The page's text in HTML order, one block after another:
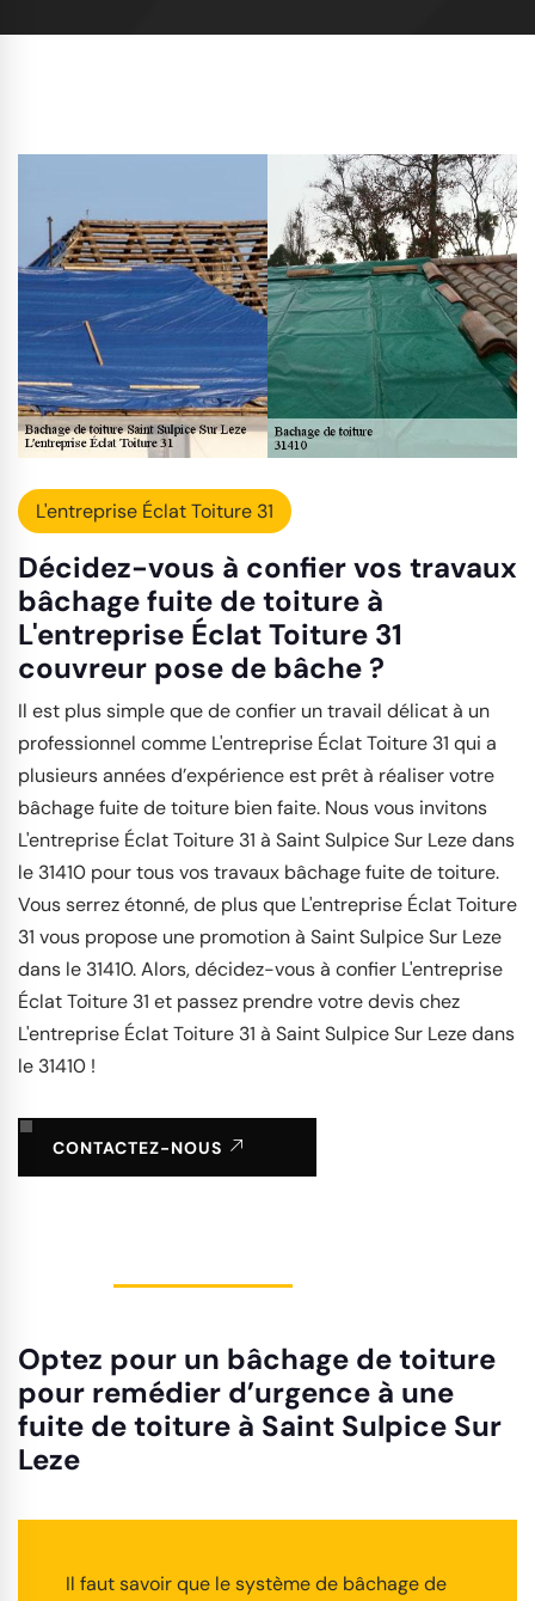
L'entreprise Éclat Toiture 31
Décidez-vous à confier vos travaux
bâchage fuite de toiture à
L'entreprise Éclat Toiture 31
couvreur pose de bâche ?
Il est plus simple que de confier un travail délicat à un
professionnel comme L'entreprise Éclat Toiture 31 qui a
plusieurs années d’expérience est prêt à réaliser votre
bâchage fuite de toiture bien faite. Nous vous invitons
L'entreprise Éclat Toiture 31 à Saint Sulpice Sur Leze dans
le 31410 pour tous vos travaux bâchage fuite de toiture.
Vous serrez étonné, de plus que L'entreprise Éclat Toiture
31 vous propose une promotion à Saint Sulpice Sur Leze
dans le 31410. Alors, décidez-vous à confier L'entreprise
Éclat Toiture 31 et passez prendre votre devis chez
L'entreprise Éclat Toiture 31 à Saint Sulpice Sur Leze dans
le 31410 !
CONTACTEZ-NOUS
Optez pour un bâchage de toiture
pour remédier d’urgence à une
fuite de toiture à Saint Sulpice Sur
Leze
Il faut savoir que le système de bâchage de